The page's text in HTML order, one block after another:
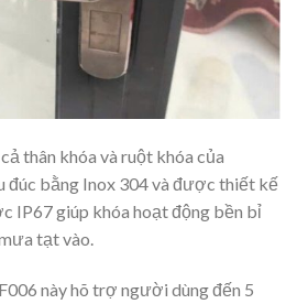
thân khóa và ruột khóa của
đúc bằng Inox 304 và được thiết kế
IP67 giúp khóa hoạt động bền bỉ
tạt vào.
này hõ trợ người dùng đến 5